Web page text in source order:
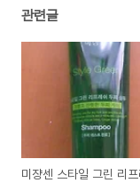
관련글
미쟝센 스타일 그린 리